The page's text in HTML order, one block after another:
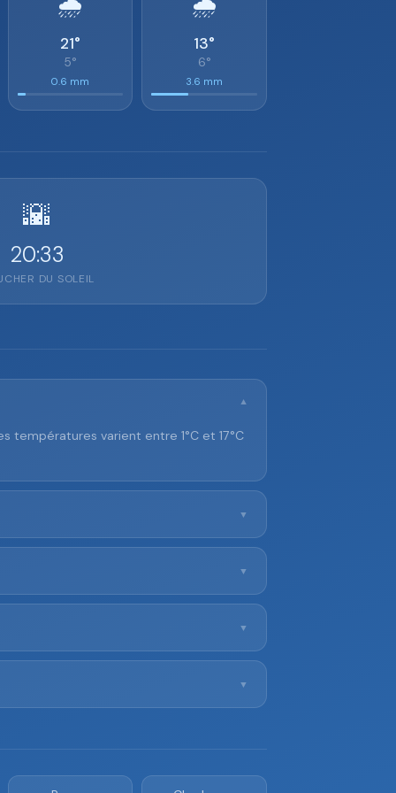
21°
5°
0.6 mm
13°
6°
3.6 mm
🌇
20:33
DU SOLEIL
▼
températures varient entre 1°C et 17°C
▼
▼
▼
▼